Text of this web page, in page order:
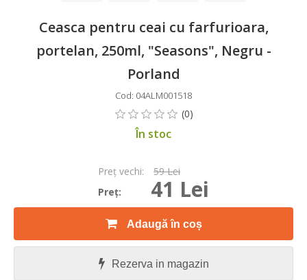
Ceasca pentru ceai cu farfurioara,
portelan, 250ml, "Seasons", Negru -
Porland
Cod: 04ALM001518
În stoc
Preţ vechi:
59 Lei
Preţ:
41 Lei
Adaugă în coș
Rezerva in magazin